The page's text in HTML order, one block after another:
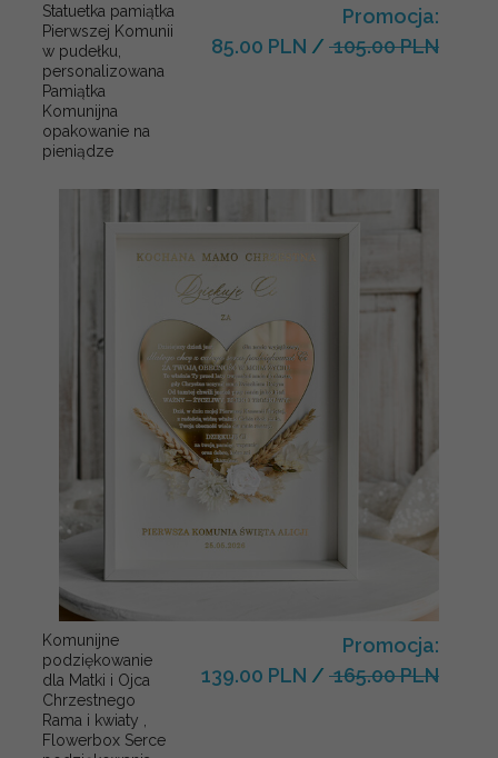
Statuetka pamiątka
Pierwszej Komunii
w pudełku,
personalizowana
Pamiątka
Komunijna
opakowanie na
pieniądze
Promocja:
85.00 PLN / 105.00 PLN
Komunijne
podziękowanie
dla Matki i Ojca
Chrzestnego
Rama i kwiaty ,
Flowerbox Serce
Promocja:
139.00 PLN / 165.00 PLN